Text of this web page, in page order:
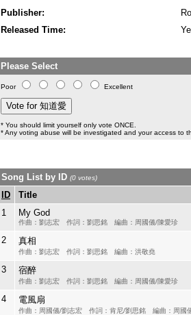
Publisher:
Released Time:
Please Select
Poor Excellent
* You should limit yourself only vote ONCE.
* Any voting abuse will be investigated and your access to
Song List by ID (0 votes)
ID Title
1
My God
作曲：劉志宏 作詞：劉思銘 編曲：周國儀/陳愛珍
2 真相
作曲：劉志宏 作詞：劉思銘 編曲：洪敬堯
3 宿醉
作曲：劉志宏 作詞：劉思銘 編曲：周國儀/陳愛珍
4 電風扇
作曲：周國儀/劉志宏 作詞：肯尼/劉思銘 編曲：周國